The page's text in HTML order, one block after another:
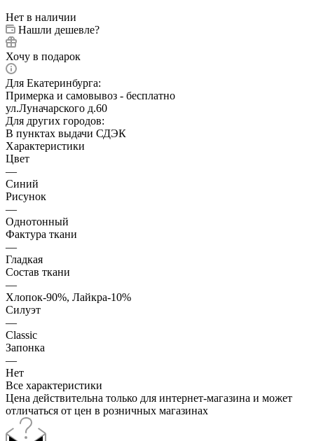
Нет в наличии
Нашли дешевле?
Хочу в подарок
Для Екатеринбурга:
Примерка и самовывоз - бесплатно
ул.Луначарского д.60
Для других городов:
В пунктах выдачи СДЭК
Характеристики
Цвет
—
Синий
Рисунок
—
Однотонный
Фактура ткани
—
Гладкая
Состав ткани
—
Хлопок-90%, Лайкра-10%
Силуэт
—
Classic
Запонка
—
Нет
Все характеристики
Цена действительна только для интернет-магазина и может
отличаться от цен в розничных магазинах